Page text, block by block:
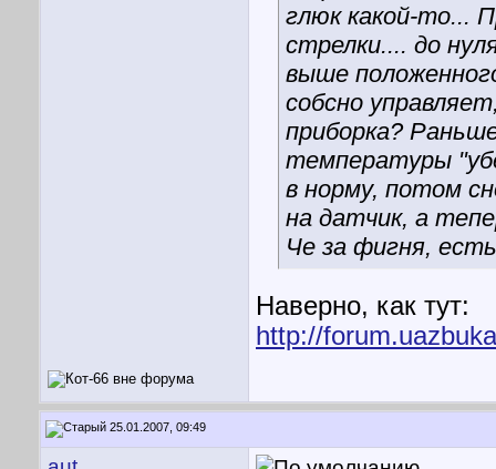
глюк какой-то...
стрелки.... до
выше
собсно
приборка?
температуры
в норму, потом
на датчик, а
Че за фигня,
Наверно, как тут:
http://
25.01.2007, 09:49